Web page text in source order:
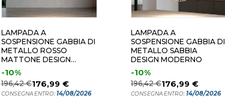
LAMPADA A
SOSPENSIONE GABBIA DI
METALLO ROSSO
MATTONE DESIGN
MODERNO
-10%
196,42 €176,99 €
CONSEGNA ENTRO:14/08/2026
LAMPADA A
SOSPENSIONE GABBIA DI
METALLO SABBIA
DESIGN MODERNO
-10%
196,42 €176,99 €
CONSEGNA ENTRO:14/08/2026